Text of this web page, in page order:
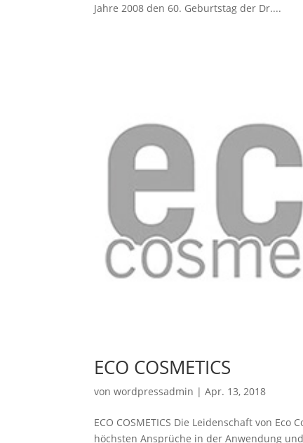
Jahre 2008 den 60. Geburtstag der Dr....
ECO COSMETICS
vonwordpressadmin |Apr. 13, 2018
ECO COSMETICS Die Leidenschaft von
höchsten Ansprüche in der Anwendung